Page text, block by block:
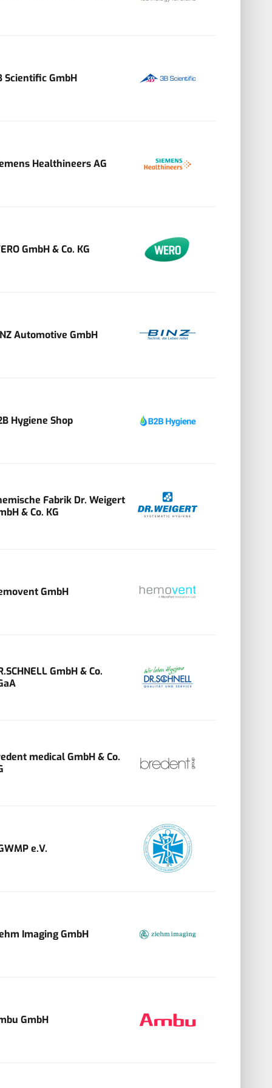
Scientific GmbH
Healthineers AG
GmbH & Co. KG
Automotive GmbH
Hygiene Shop
Fabrik Dr. Weigert
& Co. KG
GmbH
GmbH & Co.
medical GmbH & Co.
e.V.
Imaging GmbH
GmbH